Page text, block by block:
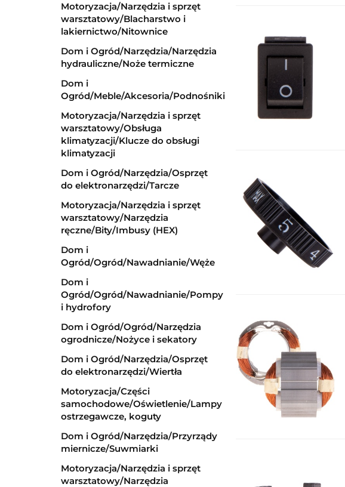
Motoryzacja/Narzędzia i sprzęt
warsztatowy/Blacharstwo i
lakiernictwo/Nitownice
Dom i Ogród/Narzędzia/Narzędzia
hydrauliczne/Noże termiczne
Dom i
Ogród/Meble/Akcesoria/Podnośniki
Motoryzacja/Narzędzia i sprzęt
warsztatowy/Obsługa
klimatyzacji/Klucze do obsługi
klimatyzacji
Dom i Ogród/Narzędzia/Osprzęt
do elektronarzędzi/Tarcze
Motoryzacja/Narzędzia i sprzęt
warsztatowy/Narzędzia
ręczne/Bity/Imbusy (HEX)
Dom i
Ogród/Ogród/Nawadnianie/Węże
Dom i
Ogród/Ogród/Nawadnianie/Pompy
i hydrofory
Dom i Ogród/Ogród/Narzędzia
ogrodnicze/Nożyce i sekatory
Dom i Ogród/Narzędzia/Osprzęt
do elektronarzędzi/Wiertła
Motoryzacja/Części
samochodowe/Oświetlenie/Lampy
ostrzegawcze, koguty
Dom i Ogród/Narzędzia/Przyrządy
miernicze/Suwmiarki
Motoryzacja/Narzędzia i sprzęt
warsztatowy/Narzędzia